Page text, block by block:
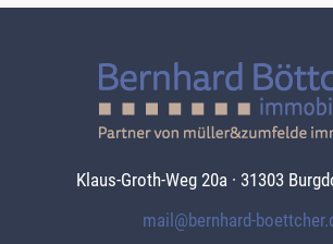
Klaus-Groth-Weg 20a · 31303
mail@bernhard-